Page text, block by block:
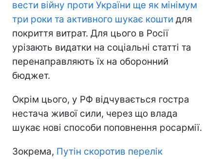
вести війну проти України ще як мінімум
три роки та активного шукає кошти для
покриття витрат. Для цього в Росії
урізають видатки на соціальні статті та
перенаправляють їх на оборонний
бюджет.
Окрім цього, у РФ відчувається гостра
нестача живої сили, через що влада
шукає нові способи поповнення росармії.
Зокрема, Путін скоротив перелік